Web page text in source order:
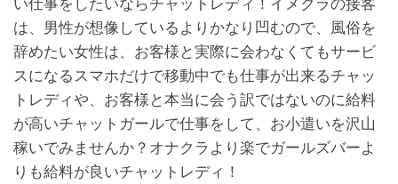
は、男性が想像しているよりかなり凹むので、風俗を
辞めたい女性は、お客様と実際に会わなくてもサービ
スになるスマホだけで移動中でも仕事が出来るチャッ
トレディや、お客様と本当に会う訳ではないのに給料
が高いチャットガールで仕事をして、お小遣いを沢山
稼いでみませんか？オナクラより楽でガールズバーよ
りも給料が良いチャットレディ！